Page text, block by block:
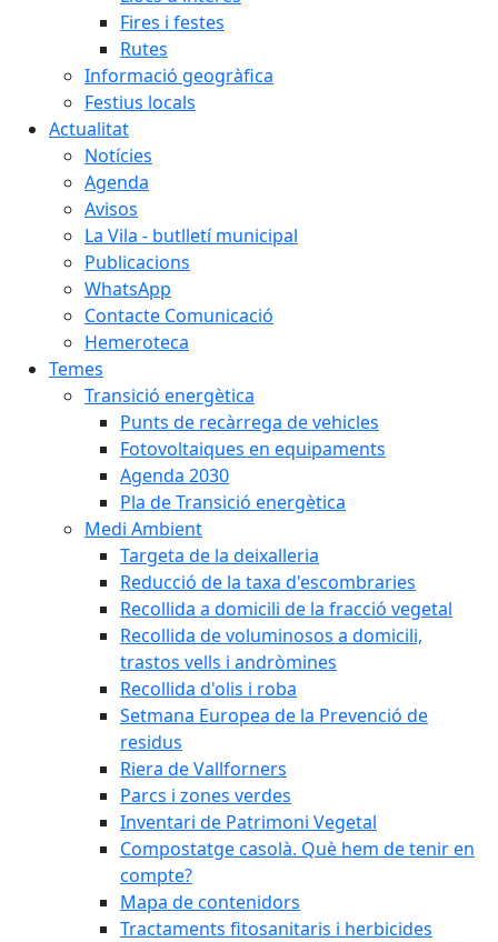
Fires i festes
Rutes
Informació geogràfica
Festius locals
Actualitat
Notícies
Agenda
Avisos
La Vila - butlletí municipal
Publicacions
WhatsApp
Contacte Comunicació
Hemeroteca
Temes
Transició energètica
Punts de recàrrega de vehicles
Fotovoltaiques en equipaments
Agenda 2030
Pla de Transició energètica
Medi Ambient
Targeta de la deixalleria
Reducció de la taxa d'escombraries
Recollida a domicili de la fracció vegetal
Recollida de voluminosos a domicili,
trastos vells i andròmines
Recollida d'olis i roba
Setmana Europea de la Prevenció de
residus
Riera de Vallforners
Parcs i zones verdes
Inventari de Patrimoni Vegetal
Compostatge casolà. Què hem de tenir en
compte?
Mapa de contenidors
Tractaments fitosanitaris i herbicides